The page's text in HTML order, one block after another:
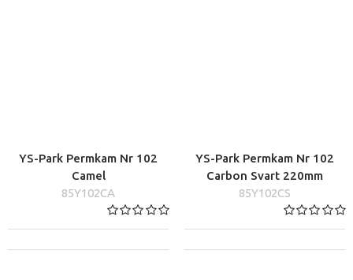
YS-Park Permkam Nr 102
Camel
85Y102CA
YS-Park Permkam Nr 102
Carbon Svart 220mm
85Y102CS